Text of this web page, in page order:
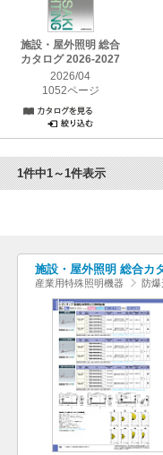
施設・屋外照明 総合
カタログ 2026-2027
2026/04
1052ページ
1件中1～1件表示
施設・屋外照明 総合カ
産業用特殊照明機器 防爆